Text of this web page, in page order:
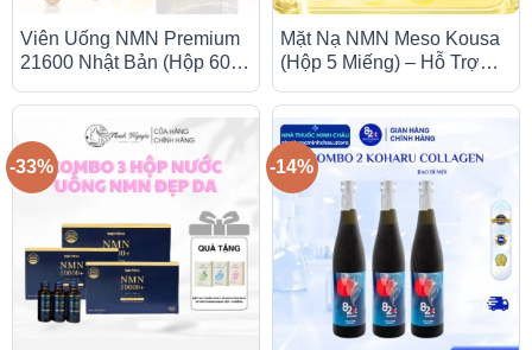
Viên Uống NMN Premium
21600 Nhật Bản (Hộp 60
Hóa & Bồi Bổ Sức Khỏe
Mặt Nạ NMN Meso Kousa
(Hộp 5 Miếng) – Hỗ Trợ
-33% -14%